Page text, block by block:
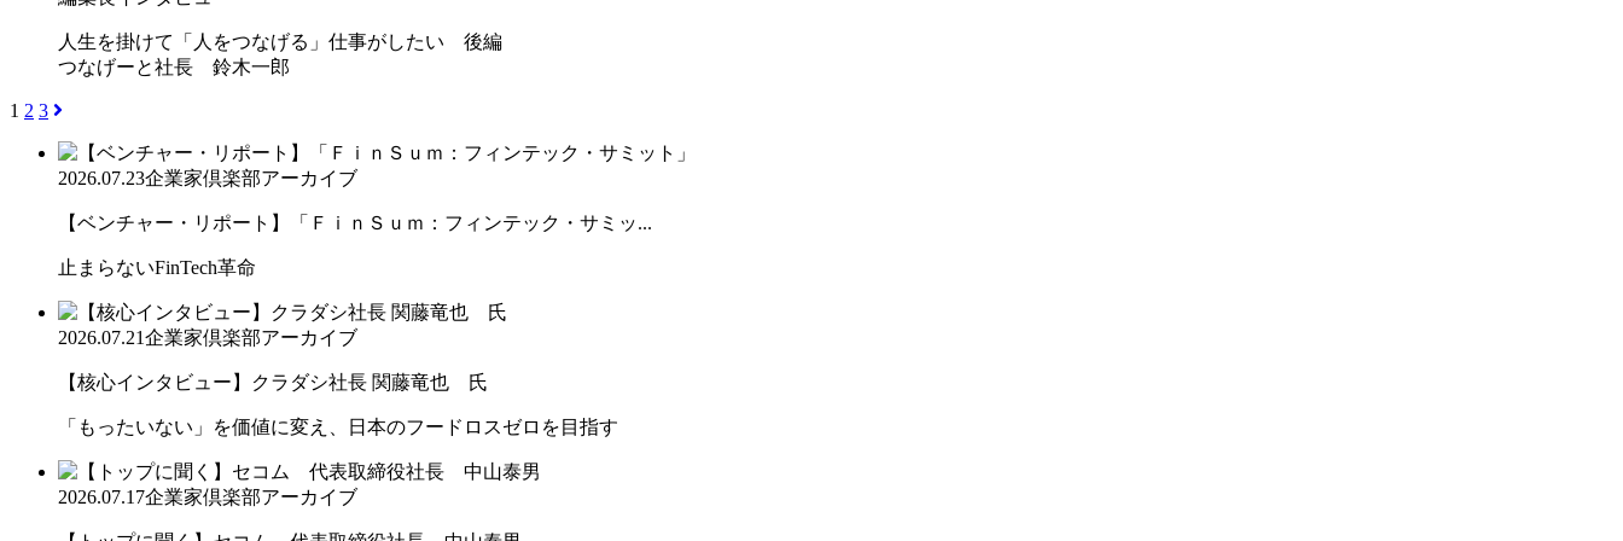
人生を掛けて「人をつなげる」仕事がしたい 後編
つなげーと社長 鈴木一郎
1 2 3
2026.07.23企業家倶楽部アーカイブ
【ベンチャー・リポート】「ＦｉｎＳｕｍ：フィンテック・サミッ...
止まらないFinTech革命
2026.07.21企業家倶楽部アーカイブ
【核心インタビュー】クラダシ社長 関藤竜也 氏
「もったいない」を価値に変え、日本のフードロスゼロを目指す
2026.07.17企業家倶楽部アーカイブ